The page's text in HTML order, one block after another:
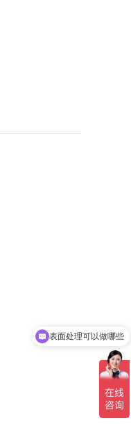
你们有哪些设备？